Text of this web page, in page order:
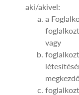
aki/akivel:
a
vagy